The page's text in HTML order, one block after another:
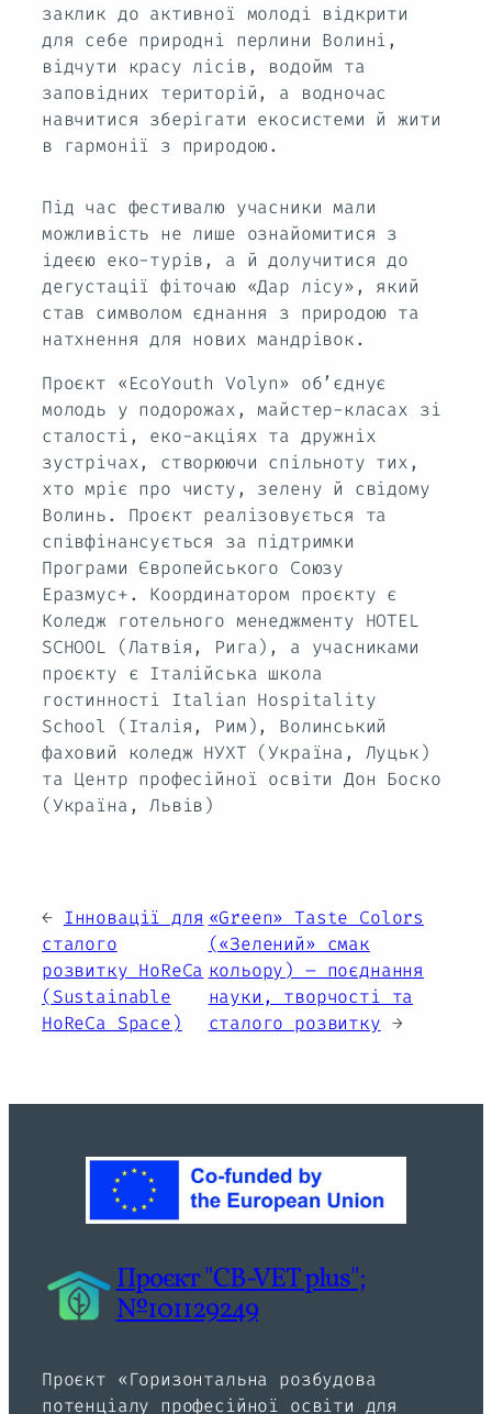
заклик до активної молоді відкрити
для себе природні перлини Волині,
відчути красу лісів, водойм та
заповідних територій, а водночас
навчитися зберігати екосистеми й жити
в гармонії з природою.
Під час фестивалю учасники мали
можливість не лише ознайомитися з
ідеєю еко-турів, а й долучитися до
дегустації фіточаю «Дар лісу», який
став символом єднання з природою та
натхнення для нових мандрівок.
Проєкт «EcoYouth Volyn» об’єднує
молодь у подорожах, майстер-класах зі
сталості, еко-акціях та дружніх
зустрічах, створюючи спільноту тих,
хто мріє про чисту, зелену й свідому
Волинь. Проєкт реалізовується та
співфінансується за підтримки
Програми Європейського Союзу
Еразмус+. Координатором проєкту є
Коледж готельного менеджменту HOTEL
SCHOOL (Латвія, Рига), а учасниками
проєкту є Італійська школа
гостинності Italian Hospitality
School (Італія, Рим), Волинський
фаховий коледж НУХТ (Україна, Луцьк)
та Центр професійної освіти Дон Боско
(Україна, Львів)
← Інновації для
сталого
розвитку HoReCa
(Sustainable
HoReCa Space)
«Green» Taste Colors
(«Зелений» смак
кольору) – поєднання
науки, творчості та
сталого розвитку →
Проєкт "CB-VET plus";
№101129249
Проєкт «Горизонтальна розбудова
потенціалу професійної освіти для